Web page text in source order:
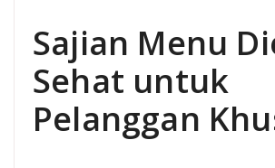
Sajian Menu
Sehat untuk
Pelanggan